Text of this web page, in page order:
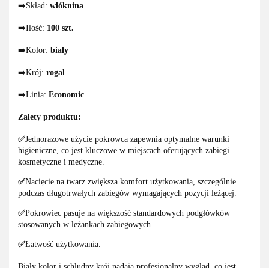
➡️Skład: włóknina
➡️Ilość: 100 szt.
➡️Kolor: biały
➡️Krój: rogal
➡️Linia: Economic
Zalety produktu:
✅Jednorazowe użycie pokrowca zapewnia optymalne warunki
higieniczne, co jest kluczowe w miejscach oferujących zabiegi
kosmetyczne i medyczne.
✅Nacięcie na twarz zwiększa komfort użytkowania, szczególnie
podczas długotrwałych zabiegów wymagających pozycji leżącej.
✅Pokrowiec pasuje na większość standardowych podgłówków
stosowanych w leżankach zabiegowych.
✅Łatwość użytkowania.